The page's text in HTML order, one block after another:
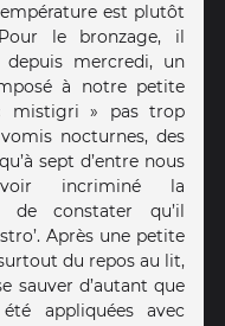
est plutôt
Pour le bronzage, il
depuis mercredi, un
à notre petite
mistigri » pas trop
nocturnes, des
sept d’entre nous
incriminé la
constater qu’il
Après une petite
du repos au lit,
sauver d’autant que
appliquées avec